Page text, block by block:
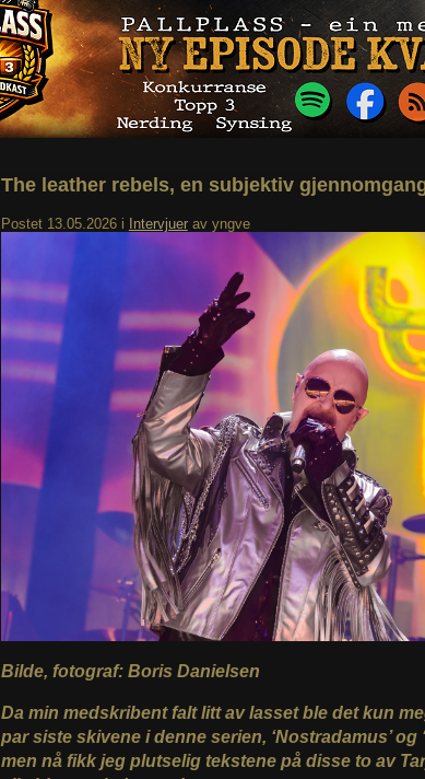
The leather rebels, en subjektiv
Postet 13.05.2026 i Intervjuer av yngve
Bilde, fotograf: Boris Danielsen
Da min medskribent falt litt av lasset ble det kun
par siste skivene i denne serien, ‘Nostradamus’ og
men nå fikk jeg plutselig tekstene på disse to av